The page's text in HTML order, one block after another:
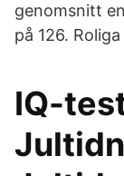
genomsnitt
på 126.
IQ-